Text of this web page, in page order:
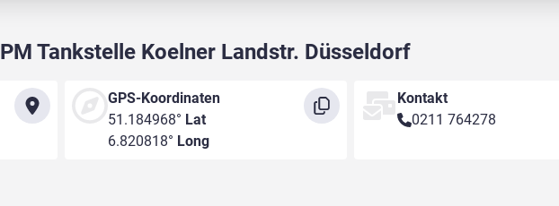
PM Tankstelle Koelner Landstr. Düsseldorf
GPS-Koordinaten
51.184968° Lat
6.820818° Long
Kontakt
0211 764278